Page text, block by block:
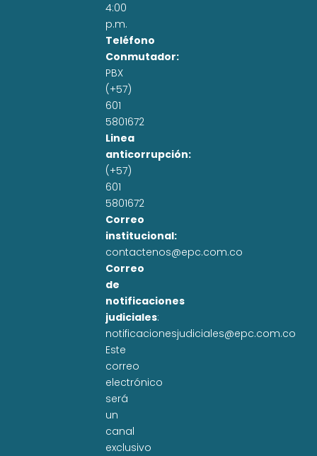
4:00
p.m.
Teléfono
Conmutador:
PBX
(+57)
601
5801672
Linea
anticorrupción:
(+57)
601
5801672
Correo
institucional:
contactenos@epc.com.co
Correo
de
notificaciones
judiciales:
notificacionesjudiciales@epc.com.co
Este
correo
electrónico
será
un
canal
exclusivo